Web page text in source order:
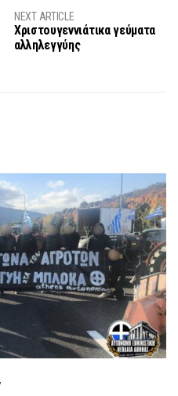
NEXT ARTICLE
Χριστουγεννιάτικα γεύματα
αλληλεγγύης